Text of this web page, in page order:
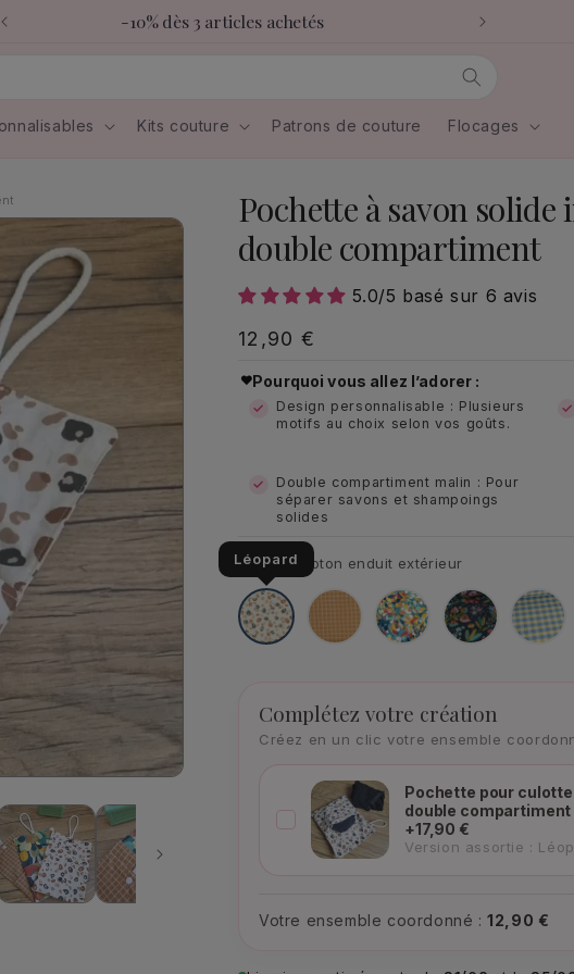
-10% dès 3 articles achetés
Kits couture Patrons de couture Flocages
Pochette à savon solide
double compartiment
5.0/5 basé sur 6 avis
Prix
12,90 €
Pourquoi vous allez l’adorer :
Design personnalisable : Plusieurs
motifs au choix selon vos goûts.
Double compartiment malin : Pour
séparer savons et shampoings
solides
Motif du coton enduit extérieur
Léopard
Léopard
CarreauxSplash
Nuit
fleurie
bleus
Complétez votre création
Créez en un clic votre ensemble
Pochette pour
double compartiment
+17,90 €
Version assortie :
Votre ensemble coordonné :12,90 €